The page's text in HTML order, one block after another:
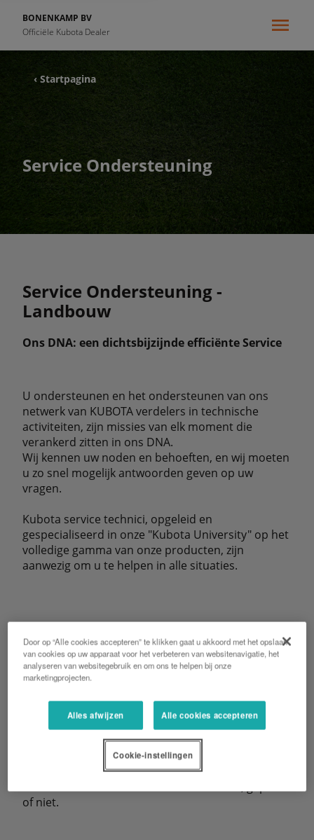
BONENKAMP BV
Officiële Kubota Dealer
‹ Startpagina
Service Ondersteuning
Service Ondersteuning -
Landbouw
Ons DNA: een dichtsbijzijnde efficiënte Service
U ondersteunen en het ondersteunen van ons
netwerk van KUBOTA verdelers in technische
activiteiten, zijn missies van elk moment die
verankerd zitten in ons DNA.
Wij kennen uw noden en behoeften, en wij moeten
u zo snel mogelijk antwoorden geven op uw
vragen.
Kubota service technici, opgeleid en
gespecialiseerd in onze "Kubota University" op het
volledige gamma van onze producten, zijn
aanwezig om u te helpen in alle situaties.
KUBOTA service: innovator in "service"
oplossingen
KUBOTA service ontplooit al haar middelen om
voortdurend nieuwe oplossingen te creëren om
of niet.
Door op “Alle cookies accepteren” te klikken gaat u akkoord met het opslaan
van cookies op uw apparaat voor het verbeteren van websitenavigatie, het
analyseren van websitegebruik en om ons te helpen bij onze
marketingprojecten.
Alles afwijzen Alle cookies accepteren
Cookie-instellingen